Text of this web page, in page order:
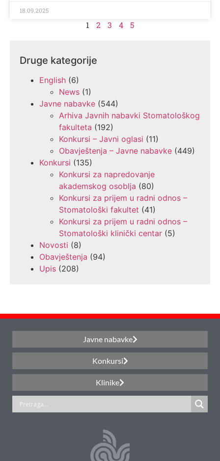
18.09.2025
1 2 3 4 5
Druge kategorije
English (6)
News (1)
Javne nabavke (544)
Arhiva Javnih nabavki Stomatološkog
fakulteta (192)
Konkursi – Javni oglasi (11)
Obavještenja – Javne nabavke (449)
Konkursi (135)
Konkursi za napredovanje
akademskog osoblja (80)
Konkursi za prijem u radni odnos –
Stomatološki fakultet (41)
Konkursi za prijem u radni odnos –
Stomatološki klinički centar (5)
Novosti (8)
Obavještenja (94)
Upis (208)
Javne nabavke
Konkursi
Klinike